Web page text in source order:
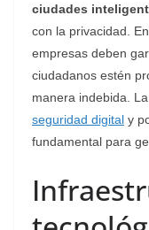
ciudades
con la privacidad.
empresas deben
ciudadanos estén
manera indebida.
seguridad digital y
fundamental para